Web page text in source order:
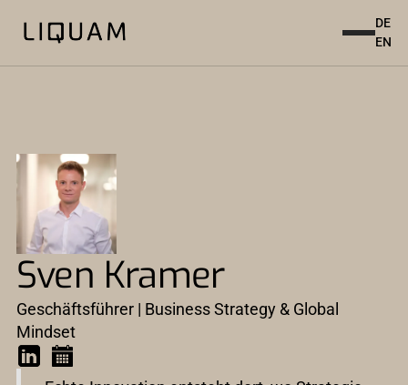
DE
EN
Sven Kramer
Geschäftsführer | Business Strategy & Global
Mindset